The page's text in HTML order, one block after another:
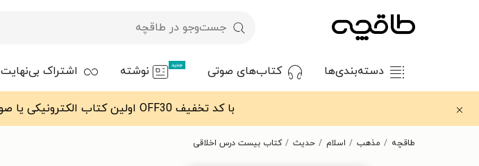
دسته‌بندی‌ها کتاب‌های صوتی جدید نوشته اشتراک بی‌نهایت
با کد تخفیف OFF30 اولین کتاب الکترونیکی یا صوتی‌ات را با ۳۰٪ تخفیف از طاقچه دریافت کن.
طاقچه مذهب اسلام حدیث کتاب بیست درس اخلاقی